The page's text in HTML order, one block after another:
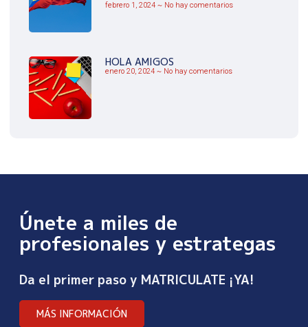
febrero 1, 2024 No hay comentarios
HOLA AMIGOS
enero 20, 2024 No hay comentarios
Únete a miles de
profesionales y estrategas
Da el primer paso y MATRICULATE ¡YA!
MÁS INFORMACIÓN